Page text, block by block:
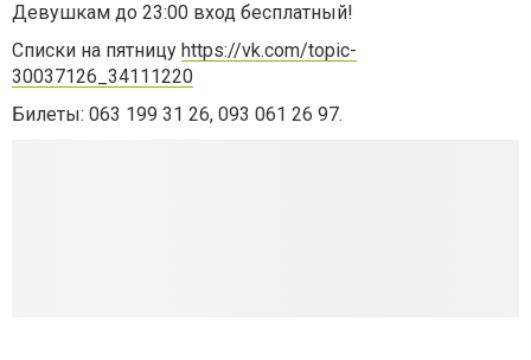
Девушкам до 23:00 вход бесплатный!
Списки на пятницу https://vk.com/topic-
30037126_34111220
Билеты: 063 199 31 26, 093 061 26 97.